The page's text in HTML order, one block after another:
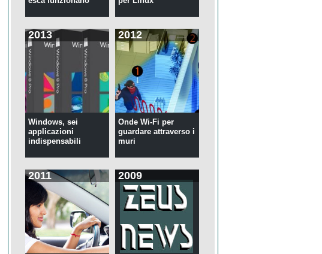
2013
Windows, sei
applicazioni
indispensabili
2012
Onde Wi-Fi per
guardare attraverso i
muri
2011 2009